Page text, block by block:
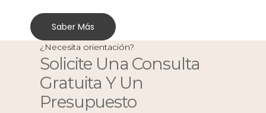
Saber Más
¿Necesita orientación?
Solicite Una Consulta
Gratuita Y Un
Presupuesto